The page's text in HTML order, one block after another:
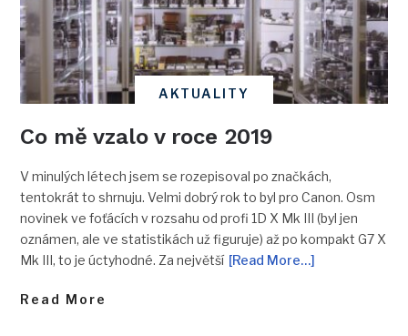
AKTUALITY
Co mě vzalo v roce 2019
V minulých létech jsem se rozepisoval po značkách,
tentokrát to shrnuju. Velmi dobrý rok to byl pro Canon. Osm
novinek ve foťácích v rozsahu od profi 1D X Mk III (byl jen
oznámen, ale ve statistikách už figuruje) až po kompakt G7 X
Mk III, to je úctyhodné. Za největší [Read More…]
Read More